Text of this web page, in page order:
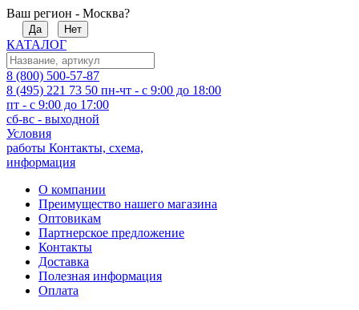
Ваш регион - Москва?
Да Нет
КАТАЛОГ
8 (800) 500-57-87
8 (495) 221 73 50 пн-чт - с 9:00 до 18:00
пт - с 9:00 до 17:00
сб-вс - выходной
Условия
работы Контакты, схема,
информация
О компании
Преимущество нашего магазина
Оптовикам
Партнерское предложение
Контакты
Доставка
Полезная информация
Оплата